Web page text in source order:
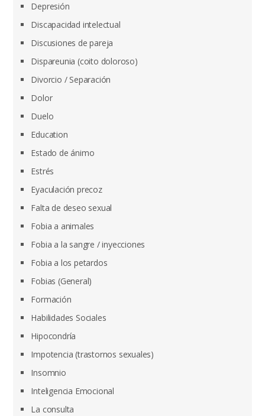
Depresión
Discapacidad intelectual
Discusiones de pareja
Dispareunia (coito doloroso)
Divorcio / Separación
Dolor
Duelo
Education
Estado de ánimo
Estrés
Eyaculación precoz
Falta de deseo sexual
Fobia a animales
Fobia a la sangre / inyecciones
Fobia a los petardos
Fobias (General)
Formación
Habilidades Sociales
Hipocondría
Impotencia (trastornos sexuales)
Insomnio
Inteligencia Emocional
La consulta